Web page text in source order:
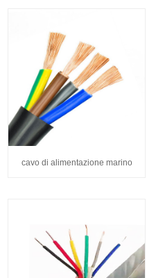
cavo di alimentazione marino